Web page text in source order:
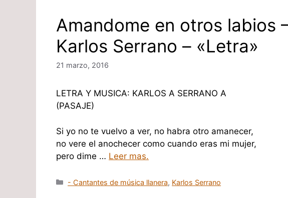
Amandome en otros labios
Karlos Serrano – «Letra»
21 marzo, 2016
LETRA Y MUSICA: KARLOS A SERRANO A
(PASAJE)
Si yo no te vuelvo a ver, no habra otro amanecer,
no vere el anochecer como cuando eras mi mujer,
pero dime … Leer mas.
Categorías
- Cantantes de música llanera, Karlos Serrano